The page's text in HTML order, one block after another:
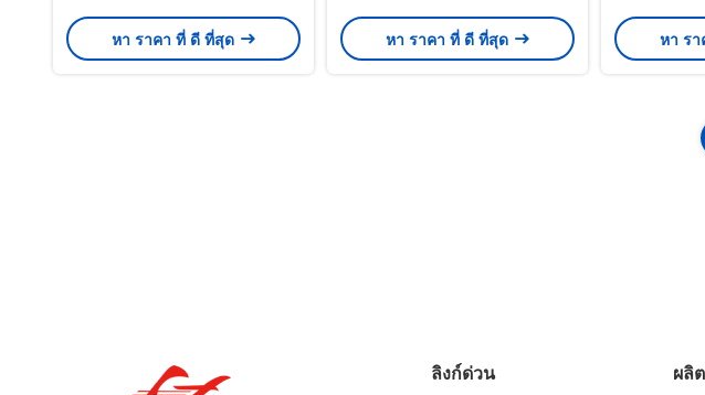
กด
หา ราคา ที่ ดี ที่สุด
กระดาษและ บริษัท รีไซเคิล
หา ราคา ที่ ดี ที่สุด
หา ร
ลิงก์ด่วน ผลิ